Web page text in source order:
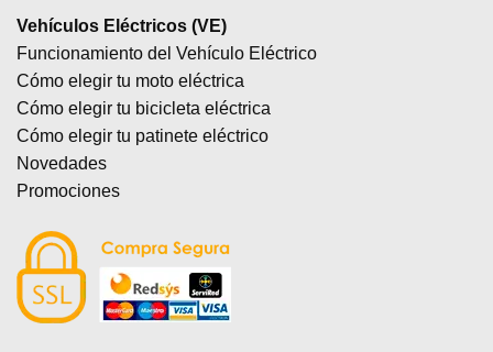
Vehículos Eléctricos (VE)
Funcionamiento del Vehículo Eléctrico
Cómo elegir tu moto eléctrica
Cómo elegir tu bicicleta eléctrica
Cómo elegir tu patinete eléctrico
Novedades
Promociones